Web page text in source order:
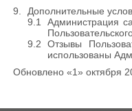
Дополнительные
Администрация
Отзывы
использованы
Обновлено «1» октября